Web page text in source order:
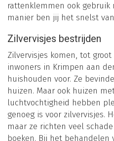
rattenklemmen ook gebruik
manier ben jij het snelst
Zilvervisjes bestrijden
Zilvervisjes komen, tot
inwoners in Krimpen aan
huishouden voor. Ze
huizen. Maar ook huizen
luchtvochtigheid hebben
genoeg is voor zilvervisjes.
maar ze richten veel
boeken. Bij het